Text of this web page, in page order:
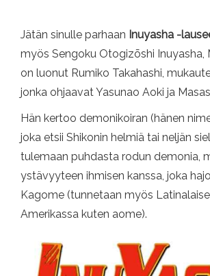
Jätän sinulle parhaan Inuyasha -
myös Sengoku Otogizōshi Inuyasha,
on luonut Rumiko Takahashi,
jonka ohjaavat Yasunao Aoki ja
Hän kertoo demonikoiran (hänen
joka etsii Shikonin helmiä tai neljän
tulemaan puhdasta rodun demonia,
ystävyyteen ihmisen kanssa, joka
Kagome (tunnetaan myös
Amerikassa kuten aome).